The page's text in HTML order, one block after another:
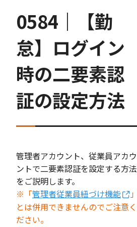
0584｜【勤
怠】ログイン
時の二要素認
証の設定方法
管理者アカウント、従業員アカウ
ントで二要素認証を設定する方法
をご説明します。
※「管理者従業員紐づけ機能
」
とは併用できませんのでご注意く
ださい。